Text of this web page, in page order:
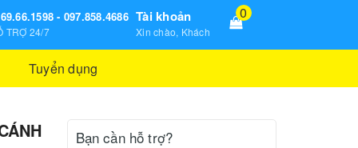
- 097.858.4686
TRỢ 24/7
Tài khoản
Xin chào, Khách
0
Tuyển dụng
Bạn cần hỗ trợ?